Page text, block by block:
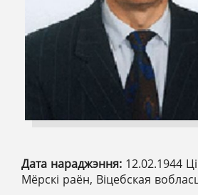
Дата нараджэння: 12.02.1944
Мёрскі раён, Віцебская